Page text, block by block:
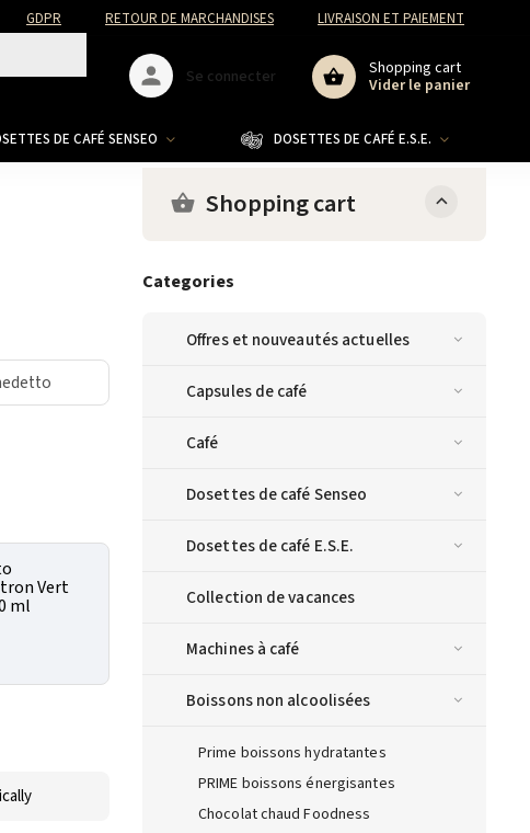
GDPR RETOUR DE MARCHANDISES LIVRAISON ET PAIEMENT
Shopping cart
Vider le panier
Se connecter
DE CAFÉ SENSEO DOSETTES DE CAFÉ E.S.E.
Shopping cart
Categories
Offres et nouveautés actuelles
Capsules de café
Café
Dosettes de café Senseo
Dosettes de café E.S.E.
Collection de vacances
Machines à café
Boissons non alcoolisées
Prime boissons hydratantes
PRIME boissons énergisantes
Chocolat chaud Foodness
Vert
ml